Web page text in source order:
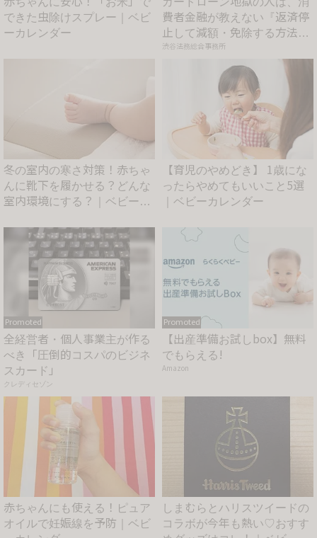
できた虫除けスプレー｜ベビ
ーカレンダー
費者金融が教えない『返済停
止して減額・免除する方法』
で...
渋谷法務総合事務所
冬の室内の寒さ対策！赤ちゃ
んに靴下を履かせる？どんな
室内環境にする？｜ベビーカ
【育児のやめどき】 1歳にな
ったらやめてもいいこと5選
｜ベビーカレンダー
Promoted
全経営者・個人事業主が作る
べき「圧倒的コスパのビジネ
スカード」
クレディセゾン
Promoted
【出産準備お試しbox】無料
でもらえる!
Amazon
赤ちゃんにも使える！ピュア
オイルで妊娠線を予防｜ベビ
しまむらとハリスツイードの
コラボが今年も熱い♡おすす